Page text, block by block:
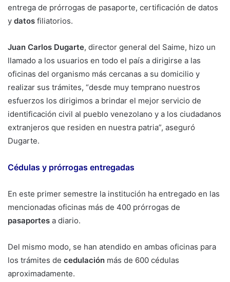
entrega de prórrogas de pasaporte, certificación de datos
y datos filiatorios.
Juan Carlos Dugarte, director general del Saime, hizo un
llamado a los usuarios en todo el país a dirigirse a las
oficinas del organismo más cercanas a su domicilio y
realizar sus trámites, “desde muy temprano nuestros
esfuerzos los dirigimos a brindar el mejor servicio de
identificación civil al pueblo venezolano y a los ciudadanos
extranjeros que residen en nuestra patria”, aseguró
Dugarte.
Cédulas y prórrogas entregadas
En este primer semestre la institución ha entregado en las
mencionadas oficinas más de 400 prórrogas de
pasaportes a diario.
Del mismo modo, se han atendido en ambas oficinas para
los trámites de cedulación más de 600 cédulas
aproximadamente.